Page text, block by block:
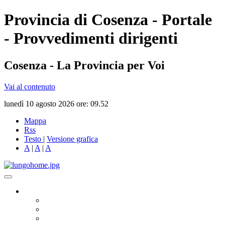
Provincia di Cosenza - Portale
- Provvedimenti dirigenti
Cosenza - La Provincia per Voi
Vai al contenuto
lunedì 10 agosto 2026 ore: 09.52
Mappa
Rss
Testo | Versione grafica
A | A | A